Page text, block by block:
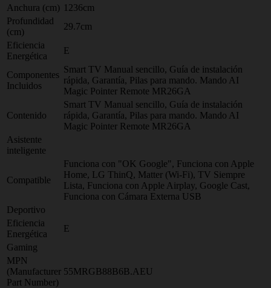
Anchura (cm) 1236cm
Profundidad
(cm)
29.7cm
Eficiencia
Energética
E
Componentes
Incluidos
Smart TV Manual sencillo, Guía de instalación
rápida, Garantía, Pilas para mando. Mando AI
Magic Pointer Remote MR26GA
Contenido
Smart TV Manual sencillo, Guía de instalación
rápida, Garantía, Pilas para mando. Mando AI
Magic Pointer Remote MR26GA
Asistente
inteligente
Compatible
Funciona con "OK Google", Funciona con Apple
Home, LG ThinQ, Matter (Wi-Fi), TV Siempre
Lista, Funciona con Apple Airplay, Google Cast,
Funciona con Cámara Externa USB
Deportivo
Eficiencia
Energética
E
Gaming
MPN
(Manufacturer
Part Number)
55MRGB88B6B.AEU